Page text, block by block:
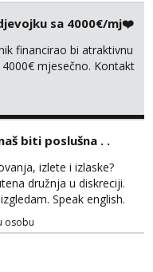
i okolica sa 4000€/mj❤️
financirao bi atraktivnu
mjesečno. Kontakt
biti poslušna . .
izlete i izlaske?
družnja u diskreciji.
Speak english.
osobu